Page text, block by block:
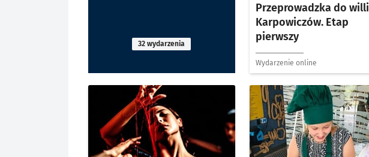
32 wydarzenia
Przeprowadzka do willi
Karpowiczów. Etap
pierwszy
Wydarzenie online